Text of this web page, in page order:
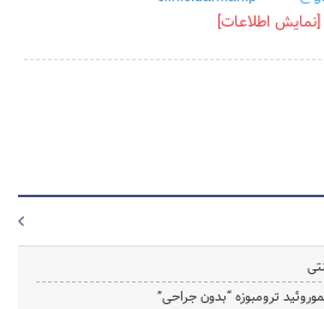
[نمایش اطلاعات]
ترومبوزه “بدون جراحی”